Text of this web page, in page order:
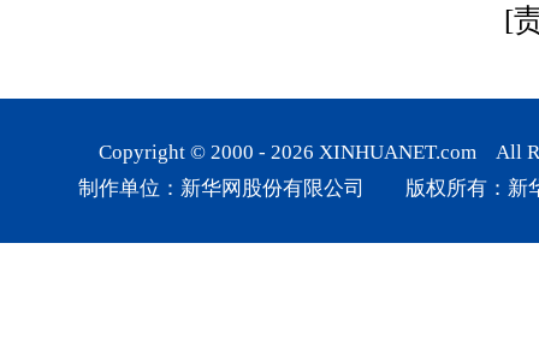
[
Copyright © 2000 - 2026 XINHUANET.com All
制作单位：新华网股份有限公司 版权所有：新